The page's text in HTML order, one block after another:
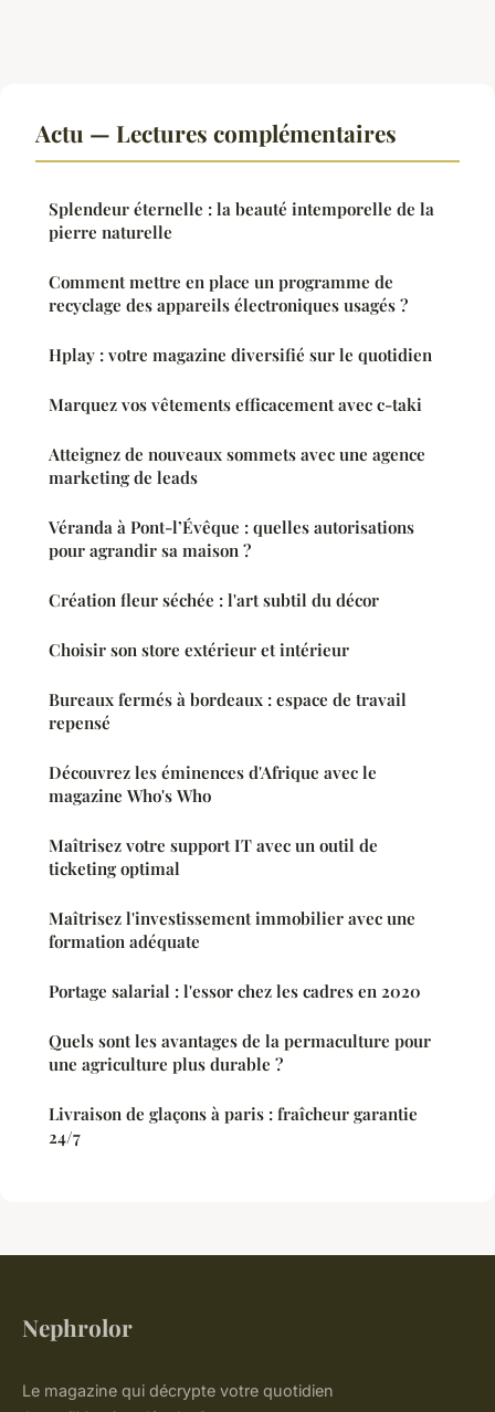
Actu — Lectures complémentaires
Splendeur éternelle : la beauté intemporelle de la
pierre naturelle
Comment mettre en place un programme de
recyclage des appareils électroniques usagés ?
Hplay : votre magazine diversifié sur le quotidien
Marquez vos vêtements efficacement avec c-taki
Atteignez de nouveaux sommets avec une agence
marketing de leads
Véranda à Pont-l’Évêque : quelles autorisations
pour agrandir sa maison ?
Création fleur séchée : l'art subtil du décor
Choisir son store extérieur et intérieur
Bureaux fermés à bordeaux : espace de travail
repensé
Découvrez les éminences d'Afrique avec le
magazine Who's Who
Maîtrisez votre support IT avec un outil de
ticketing optimal
Maîtrisez l'investissement immobilier avec une
formation adéquate
Portage salarial : l'essor chez les cadres en 2020
Quels sont les avantages de la permaculture pour
une agriculture plus durable ?
Livraison de glaçons à paris : fraîcheur garantie
24/7
Nephrolor
Le magazine qui décrypte votre quotidien